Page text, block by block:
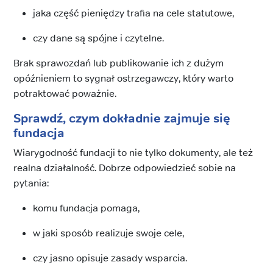
jaka część pieniędzy trafia na cele statutowe,
czy dane są spójne i czytelne.
Brak sprawozdań lub publikowanie ich z dużym
opóźnieniem to sygnał ostrzegawczy, który warto
potraktować poważnie.
Sprawdź, czym dokładnie zajmuje się
fundacja
Wiarygodność fundacji to nie tylko dokumenty, ale też
realna działalność. Dobrze odpowiedzieć sobie na
pytania:
komu fundacja pomaga,
w jaki sposób realizuje swoje cele,
czy jasno opisuje zasady wsparcia.